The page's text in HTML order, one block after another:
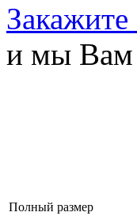
Закажите
и мы Вам
Полный размер